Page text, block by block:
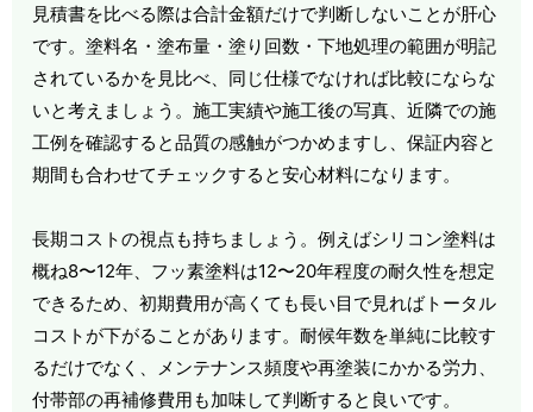
見積書を比べる際は合計金額だけで判断しないことが肝心
です。塗料名・塗布量・塗り回数・下地処理の範囲が明記
されているかを見比べ、同じ仕様でなければ比較にならな
いと考えましょう。施工実績や施工後の写真、近隣での施
工例を確認すると品質の感触がつかめますし、保証内容と
期間も合わせてチェックすると安心材料になります。
長期コストの視点も持ちましょう。例えばシリコン塗料は
概ね8〜12年、フッ素塗料は12〜20年程度の耐久性を想定
できるため、初期費用が高くても長い目で見ればトータル
コストが下がることがあります。耐候年数を単純に比較す
るだけでなく、メンテナンス頻度や再塗装にかかる労力、
付帯部の再補修費用も加味して判断すると良いです。